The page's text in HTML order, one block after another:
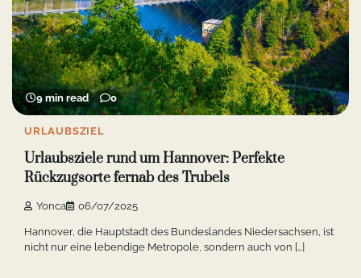
9 min read 0
URLAUBSZIEL
Urlaubsziele rund um Hannover: Perfekte
Rückzugsorte fernab des Trubels
Yonca 06/07/2025
Hannover, die Hauptstadt des Bundeslandes Niedersachsen, ist
nicht nur eine lebendige Metropole, sondern auch von […]